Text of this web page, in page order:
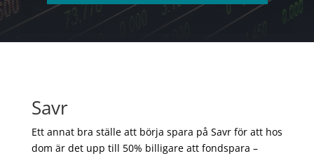
Savr
Ett annat bra ställe att börja spara på Savr för att hos
dom är det upp till 50% billigare att fondspara –